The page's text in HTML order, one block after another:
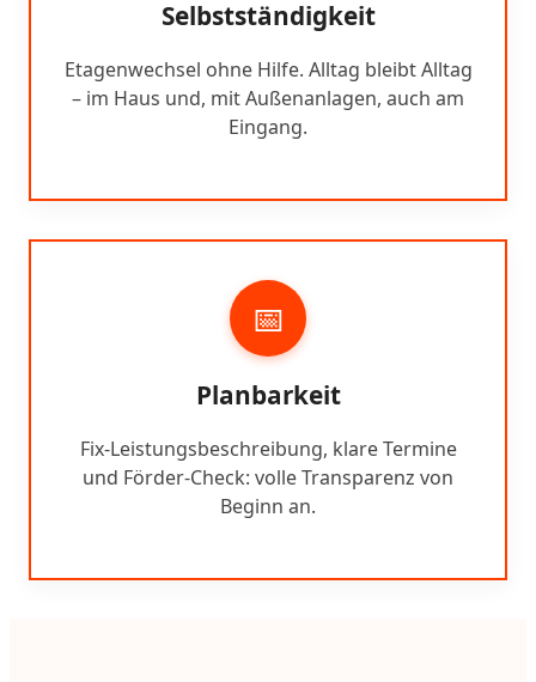
Selbstständigkeit
Etagenwechsel ohne Hilfe. Alltag bleibt Alltag
– im Haus und, mit Außenanlagen, auch am
Eingang.
📅
Planbarkeit
Fix-Leistungsbeschreibung, klare Termine
und Förder-Check: volle Transparenz von
Beginn an.